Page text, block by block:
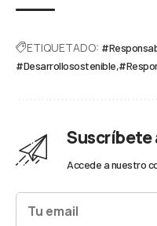
ETIQUETADO:
#Desarrollosostenible
Suscríbete
Accede a nuestro